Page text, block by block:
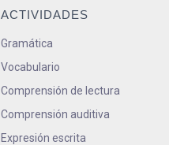
ACTIVIDADES
Gramática
Vocabulario
Comprensión de lectura
Comprensión auditiva
Expresión escrita